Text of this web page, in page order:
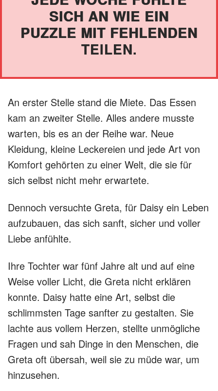
SICH AN WIE EIN
PUZZLE MIT FEHLENDEN
TEILEN.
An erster Stelle stand die Miete. Das Essen
kam an zweiter Stelle. Alles andere musste
warten, bis es an der Reihe war. Neue
Kleidung, kleine Leckereien und jede Art von
Komfort gehörten zu einer Welt, die sie für
sich selbst nicht mehr erwartete.
Dennoch versuchte Greta, für Daisy ein Leben
aufzubauen, das sich sanft, sicher und voller
Liebe anfühlte.
Ihre Tochter war fünf Jahre alt und auf eine
Weise voller Licht, die Greta nicht erklären
konnte. Daisy hatte eine Art, selbst die
schlimmsten Tage sanfter zu gestalten. Sie
lachte aus vollem Herzen, stellte unmögliche
Fragen und sah Dinge in den Menschen, die
Greta oft übersah, weil sie zu müde war, um
hinzusehen.